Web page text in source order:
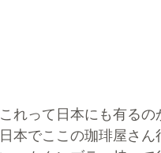
これって日本にも有るの
日本でここの珈琲屋さん